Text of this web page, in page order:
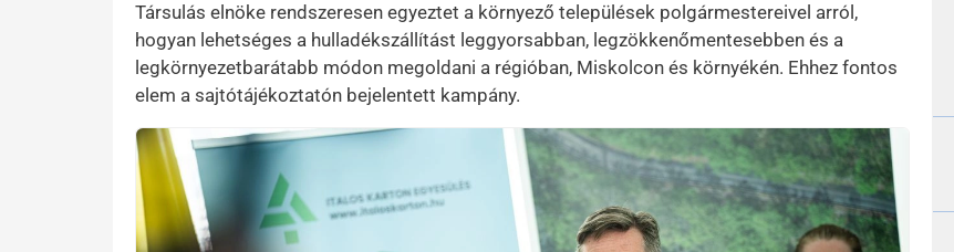
Társulás elnöke rendszeresen egyeztet a környező települések polgármestereivel arról,
hogyan lehetséges a hulladékszállítást leggyorsabban, legzökkenőmentesebben és a
legkörnyezetbarátabb módon megoldani a régióban, Miskolcon és környékén. Ehhez fontos
elem a sajtótájékoztatón bejelentett kampány.
Kép